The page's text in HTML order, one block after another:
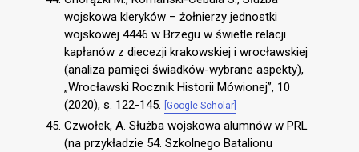
wojskowa kleryków – żołnierzy jednostki
wojskowej 4446 w Brzegu w świetle relacji
kapłanów z diecezji krakowskiej i wrocławskiej
(analiza pamięci świadków-wybrane aspekty),
„Wrocławski Rocznik Historii Mówionej”, 10
(2020), s. 122-145.
[Google Scholar]
Czwołek, A. Służba wojskowa alumnów w PRL
(na przykładzie 54. Szkolnego Batalionu